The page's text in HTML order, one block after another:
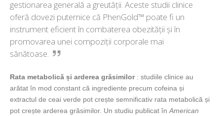
gestionarea generală a greutății. Aceste studii clinice
oferă dovezi puternice că PhenGold™ poate fi un
instrument eficient în combaterea obezității și în
promovarea unei compoziții corporale mai
sănătoase.
Rata metabolică și arderea grăsimilor: studiile clinice au
arătat în mod constant că ingrediente precum cofeina și
extractul de ceai verde pot crește semnificativ rata metabolică și
pot crește arderea grăsimilor. Un studiu publicat înAmerican